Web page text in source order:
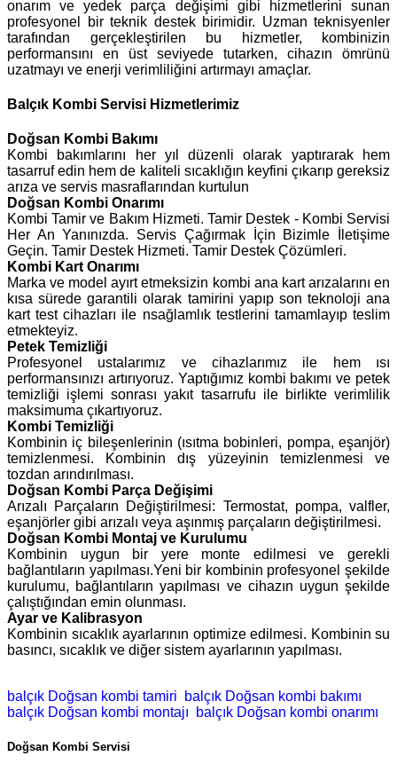
onarım ve yedek parça değişimi gibi hizmetlerini sunan
profesyonel bir teknik destek birimidir. Uzman teknisyenler
tarafından gerçekleştirilen bu hizmetler, kombinizin
performansını en üst seviyede tutarken, cihazın ömrünü
uzatmayı ve enerji verimliliğini artırmayı amaçlar.
Balçık Kombi Servisi Hizmetlerimiz
Doğsan Kombi Bakımı
Kombi bakımlarını her yıl düzenli olarak yaptırarak hem
tasarruf edin hem de kaliteli sıcaklığın keyfini çıkarıp gereksiz
arıza ve servis masraflarından kurtulun
Doğsan Kombi Onarımı
Kombi Tamir ve Bakım Hizmeti. Tamir Destek - Kombi Servisi
Her An Yanınızda. Servis Çağırmak İçin Bizimle İletişime
Geçin. Tamir Destek Hizmeti. Tamir Destek Çözümleri.
Kombi Kart Onarımı
Marka ve model ayırt etmeksizin kombi ana kart arızalarını en
kısa sürede garantili olarak tamirini yapıp son teknoloji ana
kart test cihazları ile nsağlamlık testlerini tamamlayıp teslim
etmekteyiz.
Petek Temizliği
Profesyonel ustalarımız ve cihazlarımız ile hem ısı
performansınızı artırıyoruz. Yaptığımız kombi bakımı ve petek
temizliği işlemi sonrası yakıt tasarrufu ile birlikte verimlilik
maksimuma çıkartıyoruz.
Kombi Temizliği
Kombinin iç bileşenlerinin (ısıtma bobinleri, pompa, eşanjör)
temizlenmesi. Kombinin dış yüzeyinin temizlenmesi ve
tozdan arındırılması.
Doğsan Kombi Parça Değişimi
Arızalı Parçaların Değiştirilmesi: Termostat, pompa, valfler,
eşanjörler gibi arızalı veya aşınmış parçaların değiştirilmesi.
Doğsan Kombi Montaj ve Kurulumu
Kombinin uygun bir yere monte edilmesi ve gerekli
bağlantıların yapılması.Yeni bir kombinin profesyonel şekilde
kurulumu, bağlantıların yapılması ve cihazın uygun şekilde
çalıştığından emin olunması.
Ayar ve Kalibrasyon
Kombinin sıcaklık ayarlarının optimize edilmesi. Kombinin su
basıncı, sıcaklık ve diğer sistem ayarlarının yapılması.
balçık Doğsan kombi tamiri
balçık Doğsan kombi bakımı
balçık Doğsan kombi montajı
balçık Doğsan kombi onarımı
Doğsan Kombi Servisi